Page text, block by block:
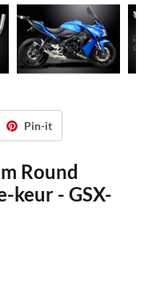
Pin-it
Round
keur - GSX-